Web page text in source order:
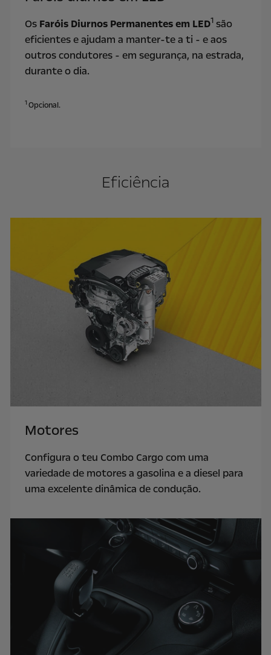
Os Faróis Diurnos Permanentes em LED1são
eficientes e ajudam a manter-te a ti - e aos
outros condutores - em segurança, na estrada,
durante o dia.
1 Opcional.
Eficiência
Motores
Configura o teu Combo Cargo com uma
variedade de motores a gasolina e a diesel para
uma excelente dinâmica de condução.